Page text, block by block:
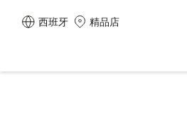
西班牙 精品店